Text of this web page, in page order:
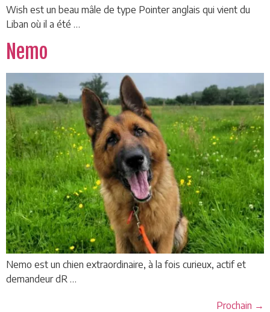
Wish est un beau mâle de type Pointer anglais qui vient du
Liban où il a été …
Nemo
Nemo est un chien extraordinaire, à la fois curieux, actif et
demandeur dR …
Prochain →